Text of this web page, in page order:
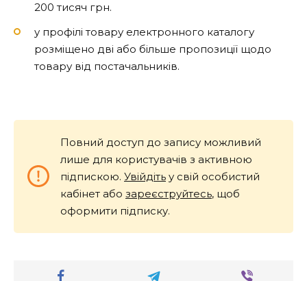
200 тисяч грн.
у профілі товару електронного каталогу
розміщено дві або більше пропозиції щодо
товару від постачальників.
Повний доступ до запису можливий
лише для користувачів з активною
підпискою. Увійдіть у свій особистий
кабінет або зареєструйтесь, щоб
оформити підписку.